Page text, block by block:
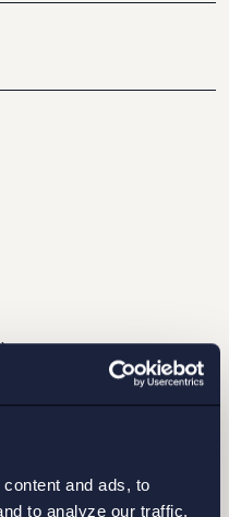
and ads, to
to analyze our traffic.